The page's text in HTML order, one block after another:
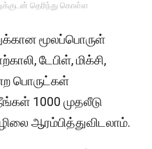
தெரிந்து கொள்ள
மூலப்பொருள்
டேபிள், மிக்சி,
பொருட்கள்
1000 முதலீடு
ஆரம்பித்துவிடலாம்.